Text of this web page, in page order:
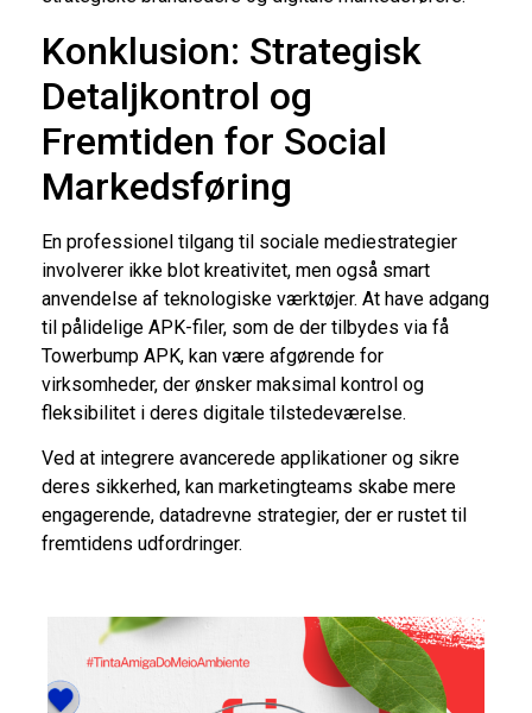
Konklusion: Strategisk
Detaljkontrol og
Fremtiden for Social
Markedsføring
En professionel tilgang til sociale mediestrategier
involverer ikke blot kreativitet, men også smart
anvendelse af teknologiske værktøjer. At have adgang
til pålidelige APK-filer, som de der tilbydes via få
Towerbump APK, kan være afgørende for
virksomheder, der ønsker maksimal kontrol og
fleksibilitet i deres digitale tilstedeværelse.
Ved at integrere avancerede applikationer og sikre
deres sikkerhed, kan marketingteams skabe mere
engagerende, datadrevne strategier, der er rustet til
fremtidens udfordringer.